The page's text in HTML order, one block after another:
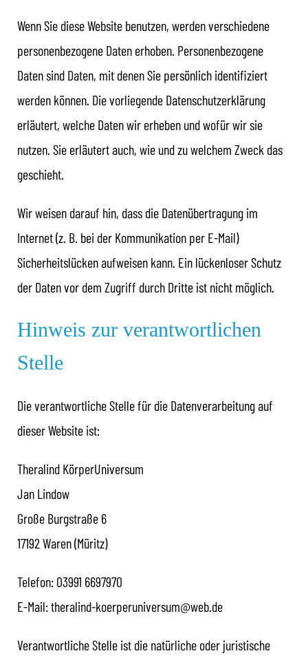
Wenn Sie diese Website benutzen, werden verschiedene
personenbezogene Daten erhoben. Personenbezogene
Daten sind Daten, mit denen Sie persönlich identifiziert
werden können. Die vorliegende Datenschutzerklärung
erläutert, welche Daten wir erheben und wofür wir sie
nutzen. Sie erläutert auch, wie und zu welchem Zweck das
geschieht.
Wir weisen darauf hin, dass die Datenübertragung im
Internet (z. B. bei der Kommunikation per E-Mail)
Sicherheitslücken aufweisen kann. Ein lückenloser Schutz
der Daten vor dem Zugriff durch Dritte ist nicht möglich.
Hinweis zur verantwortlichen
Stelle
Die verantwortliche Stelle für die Datenverarbeitung auf
dieser Website ist:
Theralind KörperUniversum
Jan Lindow
Große Burgstraße 6
17192 Waren (Müritz)
Telefon: 03991 6697970
E-Mail: theralind-koerperuniversum@web.de
Verantwortliche Stelle ist die natürliche oder juristische